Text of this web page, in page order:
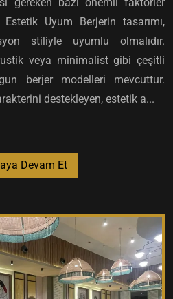
Uyum Berjerin tasarımı,
stiliyle uyumlu olmalıdır.
veya minimalist gibi çeşitli
berjer modelleri mevcuttur.
destekleyen, estetik a...
Devam Et